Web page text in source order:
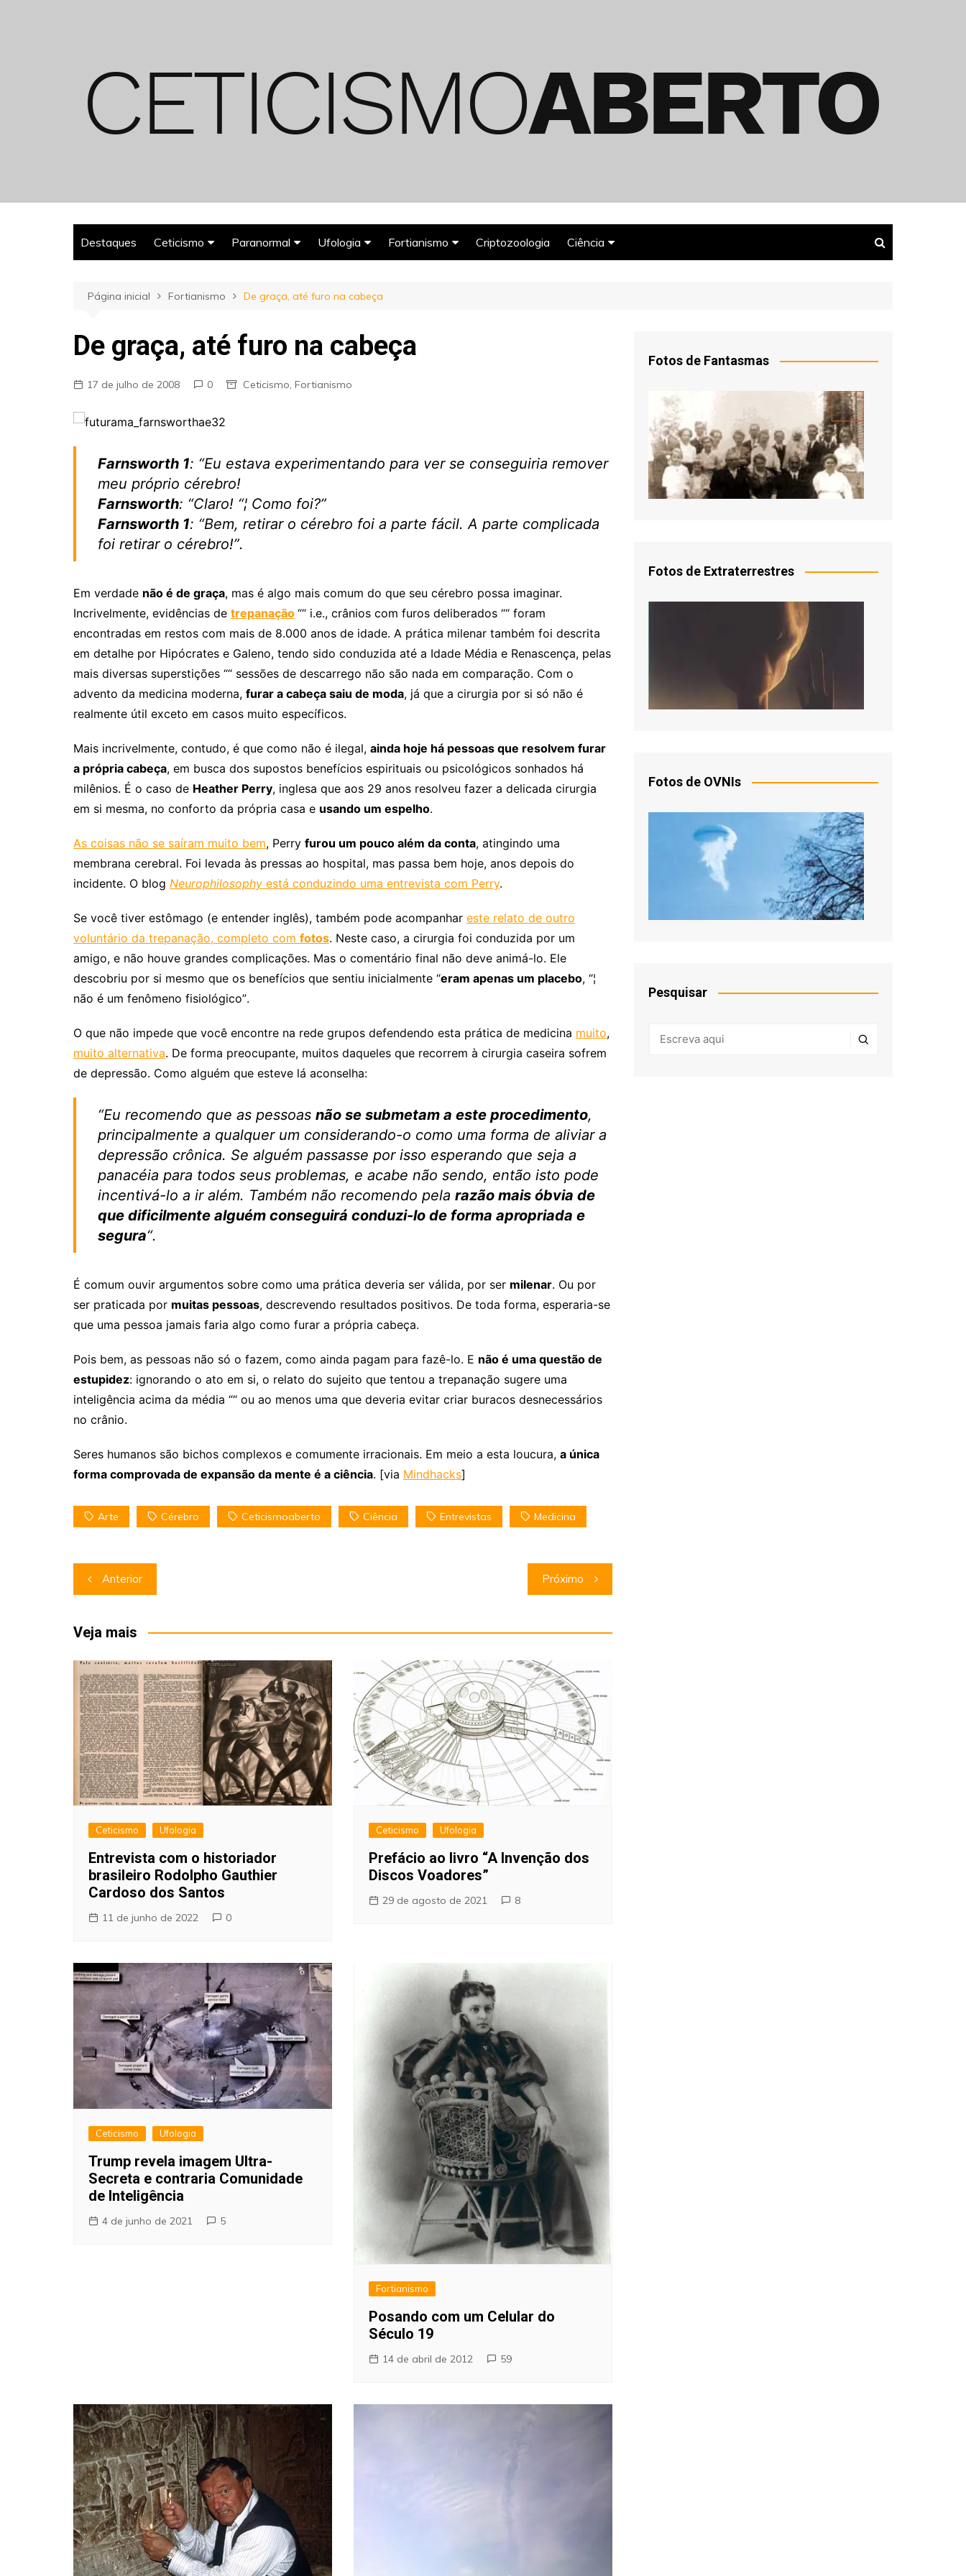
Destaques Ceticismo
Espiritualismo
Pareidolia
Paranormal Ufologia
Deuses Astronautas
Hipótese Psicossocial
Fortianismo Criptozoologia Ciência
Página inicial Fortianismo De graça, até furo na cabeça
De graça, até furo na cabeça
17 de julho de 2008 0 Ceticismo, Fortianismo
Farnsworth 1: “Eu estava experimentando para ver se conseguiria remover
meu próprio cérebro!
Farnsworth: “Claro! “¦ Como foi?”
Farnsworth 1: “Bem, retirar o cérebro foi a parte fácil. A parte complicada
foi retirar o cérebro!”.
Em verdade não é de graça, mas é algo mais comum do que seu cérebro possa imaginar.
Incrivelmente, evidências de trepanação ““ i.e., crânios com furos deliberados ““ foram
encontradas em restos com mais de 8.000 anos de idade. A prática milenar também foi descrita
em detalhe por Hipócrates e Galeno, tendo sido conduzida até a Idade Média e Renascença, pelas
mais diversas superstições ““ sessões de descarrego não são nada em comparação. Com o
advento da medicina moderna, furar a cabeça saiu de moda, já que a cirurgia por si só não é
realmente útil exceto em casos muito específicos.
Mais incrivelmente, contudo, é que como não é ilegal, ainda hoje há pessoas que resolvem furar
a própria cabeça, em busca dos supostos benefícios espirituais ou psicológicos sonhados há
milênios. É o caso de Heather Perry, inglesa que aos 29 anos resolveu fazer a delicada cirurgia
em si mesma, no conforto da própria casa e usando um espelho.
As coisas não se saíram muito bem, Perry furou um pouco além da conta, atingindo uma
membrana cerebral. Foi levada às pressas ao hospital, mas passa bem hoje, anos depois do
incidente. O blog Neurophilosophy está conduzindo uma entrevista com Perry.
Se você tiver estômago (e entender inglês), também pode acompanhar este relato de outro
voluntário da trepanação, completo com fotos. Neste caso, a cirurgia foi conduzida por um
amigo, e não houve grandes complicações. Mas o comentário final não deve animá-lo. Ele
descobriu por si mesmo que os benefícios que sentiu inicialmente “eram apenas um placebo, “¦
não é um fenômeno fisiológico”.
O que não impede que você encontre na rede grupos defendendo esta prática de medicina muito,
muito alternativa. De forma preocupante, muitos daqueles que recorrem à cirurgia caseira sofrem
de depressão. Como alguém que esteve lá aconselha:
“Eu recomendo que as pessoas não se submetam a este procedimento,
principalmente a qualquer um considerando-o como uma forma de aliviar a
depressão crônica. Se alguém passasse por isso esperando que seja a
panacéia para todos seus problemas, e acabe não sendo, então isto pode
incentivá-lo a ir além. Também não recomendo pela razão mais óbvia de
que dificilmente alguém conseguirá conduzi-lo de forma apropriada e
segura“.
É comum ouvir argumentos sobre como uma prática deveria ser válida, por ser milenar. Ou por
ser praticada por muitas pessoas, descrevendo resultados positivos. De toda forma, esperaria-se
que uma pessoa jamais faria algo como furar a própria cabeça.
Pois bem, as pessoas não só o fazem, como ainda pagam para fazê-lo. E não é uma questão de
estupidez: ignorando o ato em si, o relato do sujeito que tentou a trepanação sugere uma
inteligência acima da média ““ ou ao menos uma que deveria evitar criar buracos desnecessários
no crânio.
Seres humanos são bichos complexos e comumente irracionais. Em meio a esta loucura, a única
forma comprovada de expansão da mente é a ciência. [via Mindhacks]
Arte Cérebro Ceticismoaberto Ciência Entrevistas Medicina
Navegação
de
Post
Anterior Próximo
Veja mais
Ceticismo Ufologia
Entrevista com o historiador
brasileiro Rodolpho Gauthier
Cardoso dos Santos
11 de junho de 2022 0
Ceticismo Ufologia
Prefácio ao livro “A Invenção dos
Discos Voadores”
29 de agosto de 2021 8
Ceticismo Ufologia
Trump revela imagem Ultra-
Secreta e contraria Comunidade
de Inteligência
4 de junho de 2021 5
Fortianismo
Posando com um Celular do
Século 19
14 de abril de 2012 59
Fotos de Fantasmas
Fotos de Extraterrestres
Fotos de OVNIs
Pesquisar